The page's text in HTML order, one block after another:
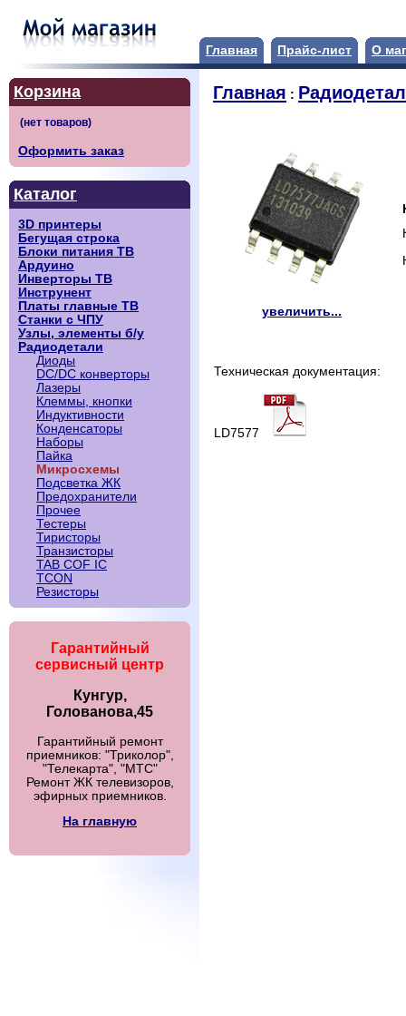
Главная Прайс-лист О
Корзина
Оформить заказ
Каталог
3D принтеры
Бегущая строка
Блоки питания ТВ
Ардуино
Инверторы ТВ
Инструнент
Платы главные ТВ
Станки с ЧПУ
Узлы, элементы б/у
Радиодетали
Диоды
DC/DC конверторы
Лазеры
Клеммы, кнопки
Индуктивности
Конденсаторы
Наборы
Пайка
Микросхемы
Подсветка ЖК
Предохранители
Прочее
Тестеры
Тиристоры
Транзисторы
TAB COF IC
TCON
Резисторы
Гарантийный
сервисный центр
Кунгур,
Голованова,45
Гарантийный ремонт
приемников: "Триколор",
"Телекарта", "МТС"
Ремонт ЖК телевизоров,
эфирных приемников.
На главную
Главная :
увеличить...
Техническая документация:
LD7577